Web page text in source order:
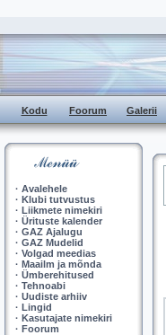
Kodu Foorum Galerii
· Avalehele
· Klubi tutvustus
· Liikmete nimekiri
· Ürituste kalender
· GAZ Ajalugu
· GAZ Mudelid
· Volgad meedias
· Maailm ja mõnda
· Ümberehitused
· Tehnoabi
· Uudiste arhiiv
· Lingid
· Kasutajate nimekiri
· Foorum